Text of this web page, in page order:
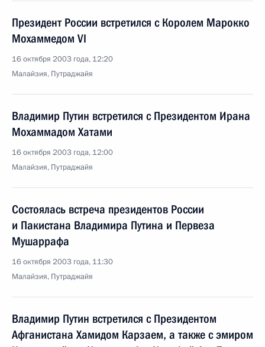
Президент России встретился с Королем Марокко
Мохаммедом VI
16 октября 2003 года, 12:20
Малайзия, Путраджайя
Владимир Путин встретился с Президентом Ирана
Мохаммадом Хатами
16 октября 2003 года, 12:00
Малайзия, Путраджайя
Состоялась встреча президентов России
и Пакистана Владимира Путина и Первеза
Мушаррафа
16 октября 2003 года, 11:30
Малайзия, Путраджайя
Владимир Путин встретился с Президентом
Афганистана Хамидом Карзаем, а также с эмиром